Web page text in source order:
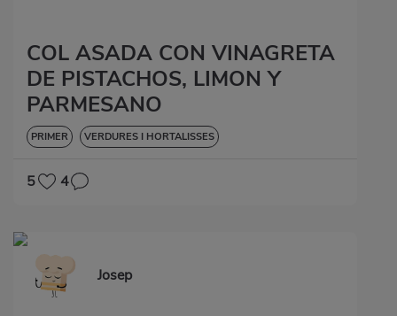
COL ASADA CON VINAGRETA
DE PISTACHOS, LIMON Y
PARMESANO
PRIMER VERDURES I HORTALISSES
5 4
Josep